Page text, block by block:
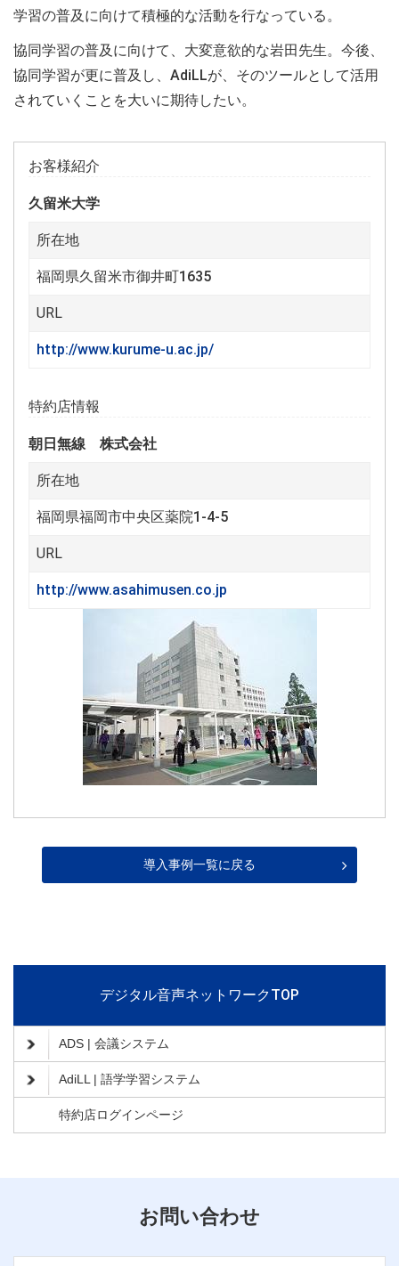
学習の普及に向けて積極的な活動を行なっている。
協同学習の普及に向けて、大変意欲的な岩田先生。今後、
協同学習が更に普及し、AdiLLが、そのツールとして活用
されていくことを大いに期待したい。
お客様紹介
久留米大学
所在地
福岡県久留米市御井町1635
URL
http://www.kurume-u.ac.jp/
特約店情報
朝日無線 株式会社
所在地
福岡県福岡市中央区薬院1-4-5
URL
http://www.asahimusen.co.jp
導入事例一覧に戻る
デジタル音声ネットワークTOP
ADS | 会議システム
AdiLL | 語学学習システム
特約店ログインページ
お問い合わせ